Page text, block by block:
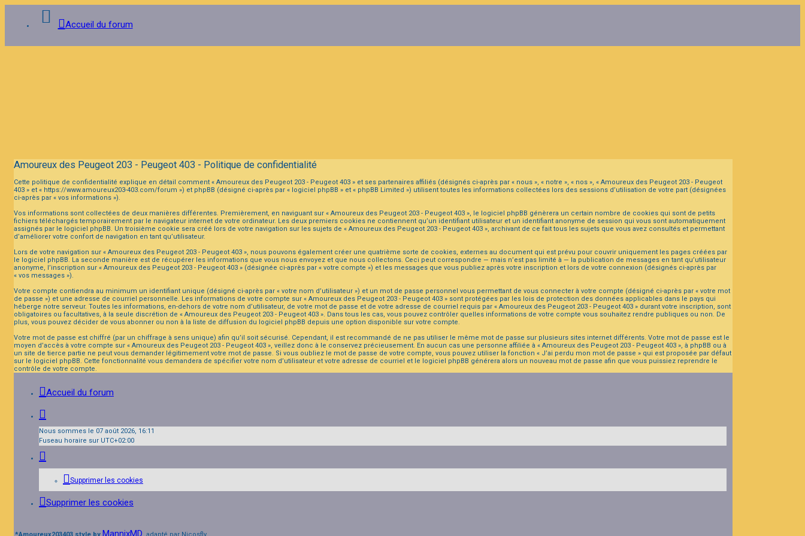
Accueil du forum
Amoureux des Peugeot 203 - Peugeot 403 - Politique de confidentialité
Cette politique de confidentialité explique en détail comment « Amoureux des Peugeot 203 - Peugeot 403 » et ses partenaires affiliés (désignés ci-après par « nous », « notre », « nos », « Amoureux des Peugeot 203 - Peugeot
403 » et « https://www.amoureux203-403.com/forum ») et phpBB (désigné ci-après par « logiciel phpBB » et « phpBB Limited ») utilisent toutes les informations collectées lors des sessions d’utilisation de votre part (désignées
ci-après par « vos informations »).
Vos informations sont collectées de deux manières différentes. Premièrement, en naviguant sur « Amoureux des Peugeot 203 - Peugeot 403 », le logiciel phpBB génèrera un certain nombre de cookies qui sont de petits
fichiers téléchargés temporairement par le navigateur internet de votre ordinateur. Les deux premiers cookies ne contiennent qu’un identifiant utilisateur et un identifiant anonyme de session qui vous sont automatiquement
assignés par le logiciel phpBB. Un troisième cookie sera créé lors de votre navigation sur les sujets de « Amoureux des Peugeot 203 - Peugeot 403 », archivant de ce fait tous les sujets que vous avez consultés et permettant
d’améliorer votre confort de navigation en tant qu’utilisateur.
Lors de votre navigation sur « Amoureux des Peugeot 203 - Peugeot 403 », nous pouvons également créer une quatrième sorte de cookies, externes au document qui est prévu pour couvrir uniquement les pages créées par
le logiciel phpBB. La seconde manière est de récupérer les informations que vous nous envoyez et que nous collectons. Ceci peut correspondre — mais n’est pas limité à — la publication de messages en tant qu’utilisateur
anonyme, l’inscription sur « Amoureux des Peugeot 203 - Peugeot 403 » (désignée ci-après par « votre compte ») et les messages que vous publiez après votre inscription et lors de votre connexion (désignés ci-après par
« vos messages »).
Votre compte contiendra au minimum un identifiant unique (désigné ci-après par « votre nom d’utilisateur ») et un mot de passe personnel vous permettant de vous connecter à votre compte (désigné ci-après par « votre mot
de passe ») et une adresse de courriel personnelle. Les informations de votre compte sur « Amoureux des Peugeot 203 - Peugeot 403 » sont protégées par les lois de protection des données applicables dans le pays qui
héberge notre serveur. Toutes les informations, en-dehors de votre nom d’utilisateur, de votre mot de passe et de votre adresse de courriel requis par « Amoureux des Peugeot 203 - Peugeot 403 » durant votre inscription, sont
obligatoires ou facultatives, à la seule discrétion de « Amoureux des Peugeot 203 - Peugeot 403 ». Dans tous les cas, vous pouvez contrôler quelles informations de votre compte vous souhaitez rendre publiques ou non. De
plus, vous pouvez décider de vous abonner ou non à la liste de diffusion du logiciel phpBB depuis une option disponible sur votre compte.
Votre mot de passe est chiffré (par un chiffrage à sens unique) afin qu’il soit sécurisé. Cependant, il est recommandé de ne pas utiliser le même mot de passe sur plusieurs sites internet différents. Votre mot de passe est le
moyen d’accès à votre compte sur « Amoureux des Peugeot 203 - Peugeot 403 », veillez donc à le conservez précieusement. En aucun cas une personne affiliée à « Amoureux des Peugeot 203 - Peugeot 403 », à phpBB ou à
un site de tierce partie ne peut vous demander légitimement votre mot de passe. Si vous oubliez le mot de passe de votre compte, vous pouvez utiliser la fonction « J’ai perdu mon mot de passe » qui est proposée par défaut
sur le logiciel phpBB. Cette fonctionnalité vous demandera de spécifier votre nom d’utilisateur et votre adresse de courriel et le logiciel phpBB générera alors un nouveau mot de passe afin que vous puissiez reprendre le
contrôle de votre compte.
Accueil du forum
Nous sommes le 07 août 2026, 16:11
Fuseau horaire sur UTC+02:00
Supprimer les cookies
Supprimer les cookies
MannixMD